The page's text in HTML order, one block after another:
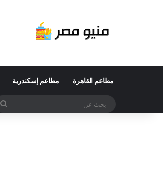
مطاعم القاهرة مطاعم إسكندرية